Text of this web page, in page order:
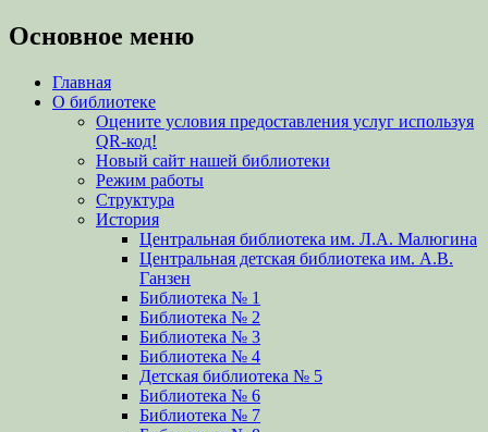
Основное меню
Перейти
содержимому
Главная
О библиотеке
Оцените условия предоставления услуг используя
QR-код!
Новый сайт нашей библиотеки
Режим работы
Структура
История
Центральная библиотека им. Л.А. Малюгина
Центральная детская библиотека им. А.В.
Ганзен
Библиотека № 1
Библиотека № 2
Библиотека № 3
Библиотека № 4
Детская библиотека № 5
Библиотека № 6
Библиотека № 7